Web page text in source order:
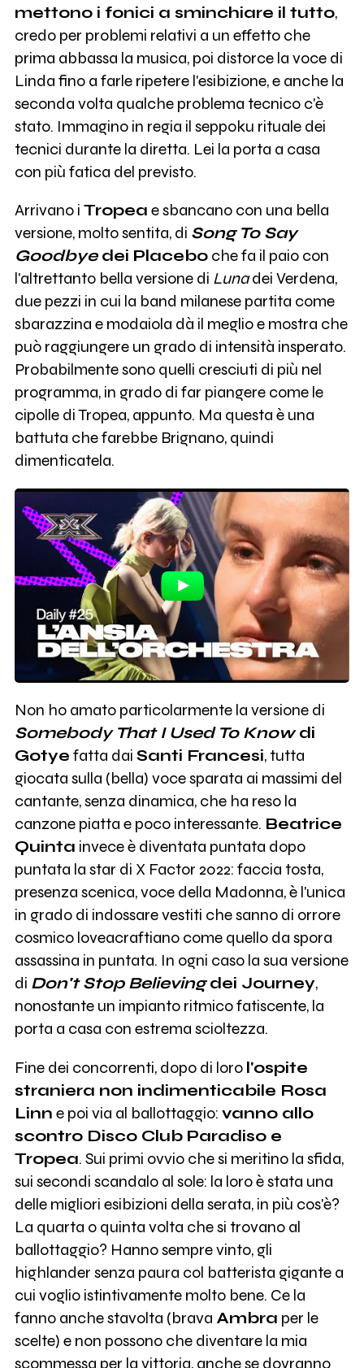
mettono i fonici a sminchiare il tutto,
credo per problemi relativi a un effetto che
prima abbassa la musica, poi distorce la voce di
Linda fino a farle ripetere l'esibizione, e anche la
seconda volta qualche problema tecnico c'è
stato. Immagino in regia il seppoku rituale dei
tecnici durante la diretta. Lei la porta a casa
con più fatica del previsto.
Arrivano i Tropea e sbancano con una bella
versione, molto sentita, di Song To Say
Goodbyedei Placeboche fa il paio con
l'altrettanto bella versione di Lunadei Verdena,
due pezzi in cui la band milanese partita come
sbarazzina e modaiola dà il meglio e mostra che
può raggiungere un grado di intensità insperato.
Probabilmente sono quelli cresciuti di più nel
programma, in grado di far piangere come le
cipolle di Tropea, appunto. Ma questa è una
battuta che farebbe Brignano, quindi
dimenticatela.
Non ho amato particolarmente la versione di
Somebody That I Used To Knowdi
Gotye fatta dai Santi Francesi, tutta
giocata sulla (bella) voce sparata ai massimi del
cantante, senza dinamica, che ha reso la
canzone piatta e poco interessante. Beatrice
Quinta invece è diventata puntata dopo
puntata la star di X Factor 2022: faccia tosta,
presenza scenica, voce della Madonna, è l'unica
in grado di indossare vestiti che sanno di orrore
cosmico loveacraftiano come quello da spora
assassina in puntata. In ogni caso la sua versione
di Don't Stop Believingdei Journey,
nonostante un impianto ritmico fatiscente, la
porta a casa con estrema scioltezza.
Fine dei concorrenti, dopo di loro l'ospite
straniera non indimenticabile Rosa
Linn e poi via al ballottaggio: vanno allo
scontro Disco Club Paradiso e
Tropea. Sui primi ovvio che si meritino la sfida,
sui secondi scandalo al sole: la loro è stata una
delle migliori esibizioni della serata, in più cos'è?
La quarta o quinta volta che si trovano al
ballottaggio? Hanno sempre vinto, gli
highlander senza paura col batterista gigante a
cui voglio istintivamente molto bene. Ce la
fanno anche stavolta (brava Ambra per le
scelte) e non possono che diventare la mia
scommessa per la vittoria, anche se dovranno